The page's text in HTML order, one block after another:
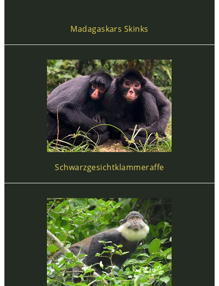
Madagaskars Skinks
Schwarzgesichtklammeraffe